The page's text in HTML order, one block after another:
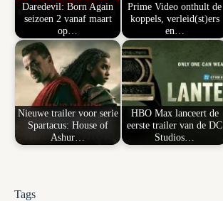
Daredevil: Born Again
seizoen 2 vanaf maart
op…
Prime Video onthult de
koppels, verleid(st)ers
en…
Nieuwe trailer voor serie
Spartacus: House of
Ashur…
HBO Max lanceert de
eerste trailer van de DC
Studios…
Tags